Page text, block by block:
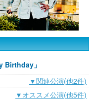
Birthday」
▼関連公演(他2件)
▼オススメ公演(他5件)